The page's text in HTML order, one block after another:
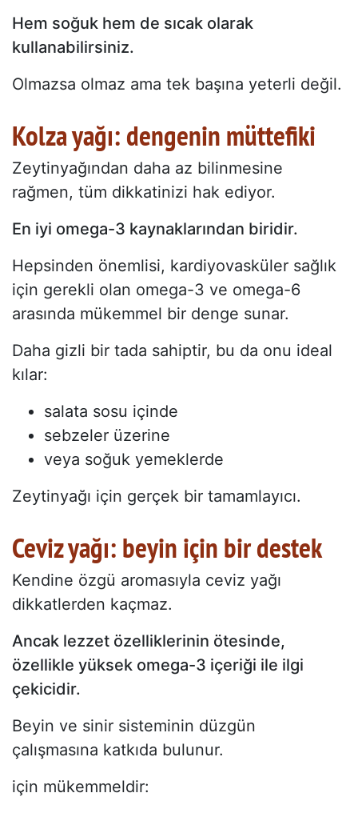
Hem soğuk hem de sıcak olarak
kullanabilirsiniz.
Olmazsa olmaz ama tek başına yeterli değil.
Kolza yağı: dengenin müttefiki
Zeytinyağından daha az bilinmesine
rağmen, tüm dikkatinizi hak ediyor.
En iyi omega-3 kaynaklarından biridir.
Hepsinden önemlisi, kardiyovasküler sağlık
için gerekli olan omega-3 ve omega-6
arasında mükemmel bir denge sunar.
Daha gizli bir tada sahiptir, bu da onu ideal
kılar:
salata sosu içinde
sebzeler üzerine
veya soğuk yemeklerde
Zeytinyağı için gerçek bir tamamlayıcı.
Ceviz yağı: beyin için bir destek
Kendine özgü aromasıyla ceviz yağı
dikkatlerden kaçmaz.
Ancak lezzet özelliklerinin ötesinde,
özellikle yüksek omega-3 içeriği ile ilgi
çekicidir.
Beyin ve sinir sisteminin düzgün
çalışmasına katkıda bulunur.
için mükemmeldir: